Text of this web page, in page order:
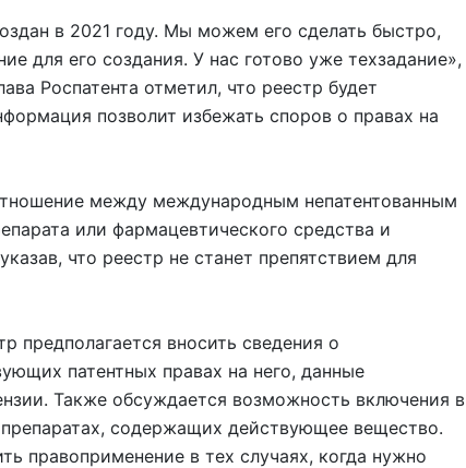
в 2021 году. Мы можем его сделать быстро,
для его создания. У нас готово уже техзадание»,
Роспатента отметил, что реестр будет
позволит избежать споров о правах на
между международным непатентованным
или фармацевтического средства и
что реестр не станет препятствием для
предполагается вносить сведения о
патентных правах на него, данные
Также обсуждается возможность включения в
содержащих действующее вещество.
правоприменение в тех случаях, когда нужно